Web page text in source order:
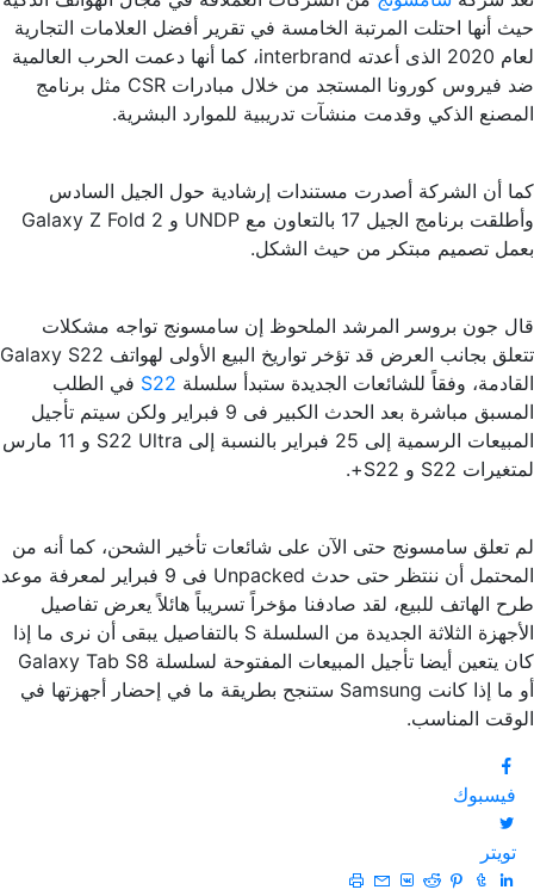
حيث أنها احتلت المرتبة الخامسة في تقرير أفضل العلامات التجارية
لعام 2020 الذى أعدته interbrand، كما أنها دعمت الحرب العالمية
ضد فيروس كورونا المستجد من خلال مبادرات CSR مثل برنامج
المصنع الذكي وقدمت منشآت تدريبية للموارد البشرية.
كما أن الشركة أصدرت مستندات إرشادية حول الجيل السادس
وأطلقت برنامج الجيل 17 بالتعاون مع UNDP و Galaxy Z Fold 2
بعمل تصميم مبتكر من حيث الشكل.
قال جون بروسر المرشد الملحوظ إن سامسونج تواجه مشكلات
تتعلق بجانب العرض قد تؤخر تواريخ البيع الأولى لهواتف Galaxy S22
القادمة، وفقاً للشائعات الجديدة ستبدأ سلسلة S22 في الطلب
المسبق مباشرة بعد الحدث الكبير فى 9 فبراير ولكن سيتم تأجيل
المبيعات الرسمية إلى 25 فبراير بالنسبة إلى S22 Ultra و 11 مارس
لمتغيرات S22 و S22+.
لم تعلق سامسونج حتى الآن على شائعات تأخير الشحن، كما أنه من
المحتمل أن ننتظر حتى حدث Unpacked فى 9 فبراير لمعرفة موعد
طرح الهاتف للبيع، لقد صادفنا مؤخراً تسريباً هائلاً يعرض تفاصيل
الأجهزة الثلاثة الجديدة من السلسلة S بالتفاصيل يبقى أن نرى ما إذا
كان يتعين أيضا تأجيل المبيعات المفتوحة لسلسلة Galaxy Tab S8
أو ما إذا كانت Samsung ستنجح بطريقة ما في إحضار أجهزتها في
الوقت المناسب.
فيسبوك
تويتر